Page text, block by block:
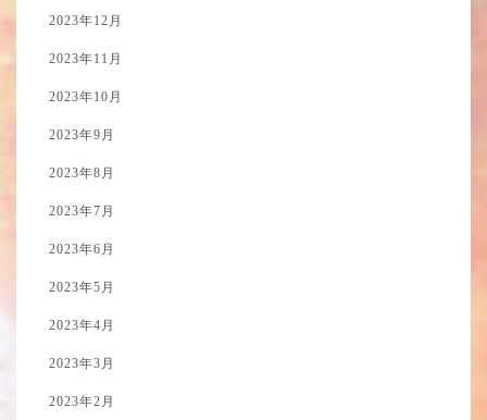
2023年12月
2023年11月
2023年10月
2023年9月
2023年8月
2023年7月
2023年6月
2023年5月
2023年4月
2023年3月
2023年2月